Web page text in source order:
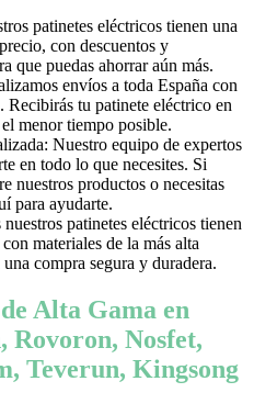
patinetes eléctricos tienen una
con descuentos y
que puedas ahorrar aún más.
envíos a toda España con
Recibirás tu patinete eléctrico en
menor tiempo posible.
Nuestro equipo de expertos
en todo lo que necesites. Si
nuestros productos o necesitas
para ayudarte.
patinetes eléctricos tienen
materiales de la más alta
compra segura y duradera.
Alta Gama en
Rovoron, Nosfet,
Teverun, Kingsong